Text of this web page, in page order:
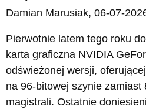
Damian Marusiak, 06-07-
Pierwotnie latem tego roku
karta graficzna NVIDIA
odświeżonej wersji,
na 96-bitowej szynie zamiast
magistrali. Ostatnie